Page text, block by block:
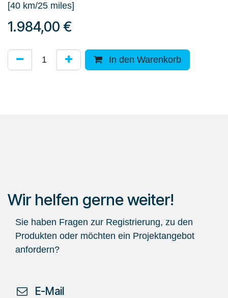
[40 km/25 miles]
1.984,00 €
In den Warenkorb
Wir helfen gerne weiter!
Sie haben Fragen zur Registrierung, zu den
Produkten oder möchten ein Projektangebot
anfordern?
​ E-Mail